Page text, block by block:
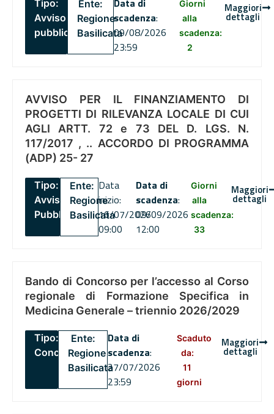
Tipo:
Avviso
pubblico
Ente:
Regione
Basilicata
Data di
scadenza:
09/08/2026
23:59
Giorni
alla
scadenza:
2
Maggiori
dettagli
AVVISO PER IL FINANZIAMENTO DI
PROGETTI DI RILEVANZA LOCALE DI CUI
AGLI ARTT. 72 e 73 DEL D. LGS. N.
117/2017 , .. ACCORDO DI PROGRAMMA
(ADP) 25- 27
Tipo:
Avviso
Pubblico
Ente:
Regione
Basilicata
Data
inizio:
16/07/2026
09:00
Data di
scadenza:
09/09/2026
12:00
Giorni
alla
scadenza:
33
Maggiori
dettagli
Bando di Concorso per l’accesso al Corso
regionale di Formazione Specifica in
Medicina Generale – triennio 2026/2029
Tipo:
Concorsi
Ente:
Regione
Basilicata
Data di
scadenza:
27/07/2026
23:59
Scaduto
da:
11
giorni
Maggiori
dettagli